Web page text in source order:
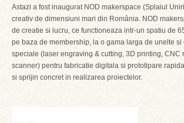
Astazi a fost inaugurat NOD makerspace (Splaiul
creativ de dimensiuni mari din România. NOD
de creatie si lucru, ce functioneaza intr-un spatiu de
pe baza de membership, la o gama larga de unelte si
speciale (laser engraving & cutting, 3D printing, CNC
scanner) pentru fabricatie digitala si prototipare
si sprijin concret in realizarea proiectelor.